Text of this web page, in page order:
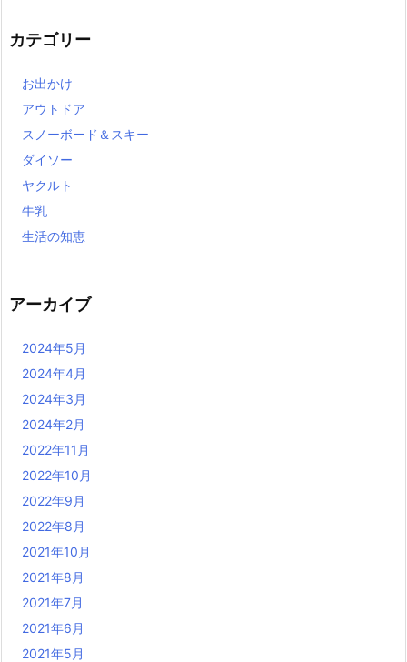
カテゴリー
お出かけ
アウトドア
スノーボード＆スキー
ダイソー
ヤクルト
牛乳
生活の知恵
アーカイブ
2024年5月
2024年4月
2024年3月
2024年2月
2022年11月
2022年10月
2022年9月
2022年8月
2021年10月
2021年8月
2021年7月
2021年6月
2021年5月